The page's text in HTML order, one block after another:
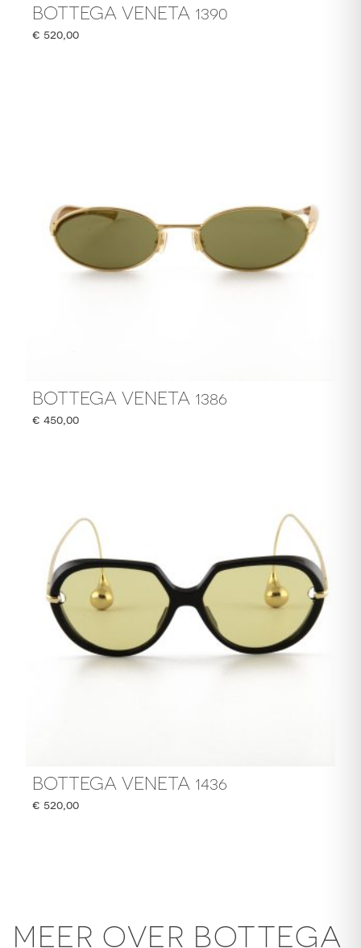
BOTTEGA VENETA 1390
€ 520,00
BOTTEGA VENETA 1386
€ 450,00
BOTTEGA VENETA 1436
€ 520,00
MEER OVER BOTTEGA